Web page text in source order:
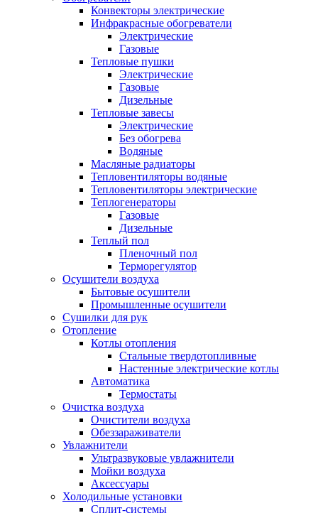
Конвекторы электрические
Инфракрасные обогреватели
Электрические
Газовые
Тепловые пушки
Электрические
Газовые
Дизельные
Тепловые завесы
Электрические
Без обогрева
Водяные
Масляные радиаторы
Тепловентиляторы водяные
Тепловентиляторы электрические
Теплогенераторы
Газовые
Дизельные
Теплый пол
Пленочный пол
Терморегулятор
Осушители воздуха
Бытовые осушители
Промышленные осушители
Сушилки для рук
Отопление
Котлы отопления
Стальные твердотопливные
Настенные электрические котлы
Автоматика
Термостаты
Очистка воздуха
Очистители воздуха
Обеззараживатели
Увлажнители
Ультразвуковые увлажнители
Мойки воздуха
Аксессуары
Холодильные установки
Сплит-системы